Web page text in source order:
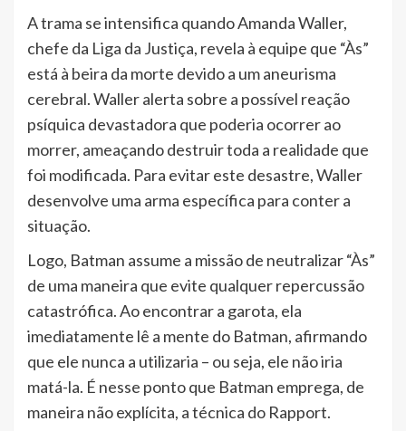
A trama se intensifica quando Amanda Waller,
chefe da Liga da Justiça, revela à equipe que “Às”
está à beira da morte devido a um aneurisma
cerebral. Waller alerta sobre a possível reação
psíquica devastadora que poderia ocorrer ao
morrer, ameaçando destruir toda a realidade que
foi modificada. Para evitar este desastre, Waller
desenvolve uma arma específica para conter a
situação.
Logo, Batman assume a missão de neutralizar “Às”
de uma maneira que evite qualquer repercussão
catastrófica. Ao encontrar a garota, ela
imediatamente lê a mente do Batman, afirmando
que ele nunca a utilizaria – ou seja, ele não iria
matá-la. É nesse ponto que Batman emprega, de
maneira não explícita, a técnica do Rapport.